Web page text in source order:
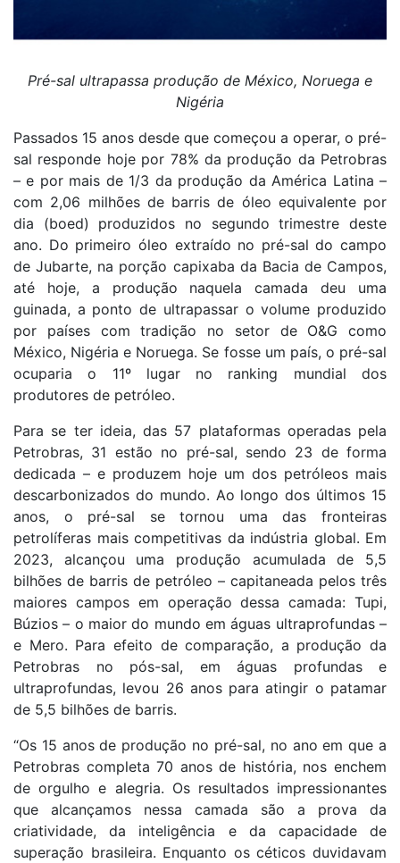
Pré-sal ultrapassa produção de México, Noruega e
Nigéria
Passados 15 anos desde que começou a operar, o pré-
sal responde hoje por 78% da produção da Petrobras
– e por mais de 1/3 da produção da América Latina –
com 2,06 milhões de barris de óleo equivalente por
dia (boed) produzidos no segundo trimestre deste
ano. Do primeiro óleo extraído no pré-sal do campo
de Jubarte, na porção capixaba da Bacia de Campos,
até hoje, a produção naquela camada deu uma
guinada, a ponto de ultrapassar o volume produzido
por países com tradição no setor de O&G como
México, Nigéria e Noruega. Se fosse um país, o pré-sal
ocuparia o 11º lugar no ranking mundial dos
produtores de petróleo.
Para se ter ideia, das 57 plataformas operadas pela
Petrobras, 31 estão no pré-sal, sendo 23 de forma
dedicada – e produzem hoje um dos petróleos mais
descarbonizados do mundo. Ao longo dos últimos 15
anos, o pré-sal se tornou uma das fronteiras
petrolíferas mais competitivas da indústria global. Em
2023, alcançou uma produção acumulada de 5,5
bilhões de barris de petróleo – capitaneada pelos três
maiores campos em operação dessa camada: Tupi,
Búzios – o maior do mundo em águas ultraprofundas –
e Mero. Para efeito de comparação, a produção da
Petrobras no pós-sal, em águas profundas e
ultraprofundas, levou 26 anos para atingir o patamar
de 5,5 bilhões de barris.
“Os 15 anos de produção no pré-sal, no ano em que a
Petrobras completa 70 anos de história, nos enchem
de orgulho e alegria. Os resultados impressionantes
que alcançamos nessa camada são a prova da
criatividade, da inteligência e da capacidade de
superação brasileira. Enquanto os céticos duvidavam